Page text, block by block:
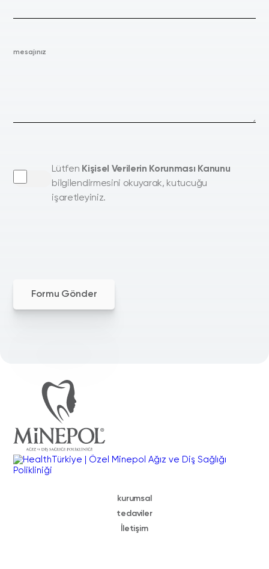
mesajınız
Lütfen Kişisel Verilerin Korunması Kanunu
bilgilendirmesini okuyarak, kutucuğu
işaretleyiniz.
Formu Gönder
kurumsal
tedaviler
İletişim